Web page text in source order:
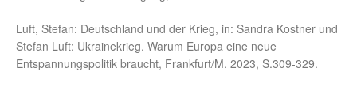
Luft, Stefan: Deutschland und der Krieg, in: Sandra Kostner und
Stefan Luft: Ukrainekrieg. Warum Europa eine neue
Entspannungspolitik braucht, Frankfurt/M. 2023, S.309-329.